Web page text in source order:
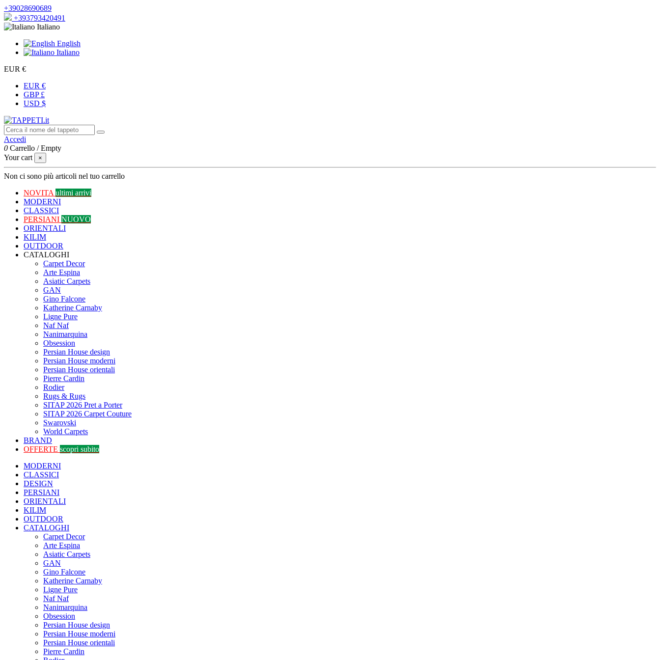
+39028690689
+393793420491
Italiano
English
Italiano
EUR €
EUR €
GBP £
USD $
Accedi
0 Carrello /Empty
Your cart
×
Non ci sono più articoli nel tuo carrello
NOVITA ultimi arrivi
MODERNI
CLASSICI
PERSIANI NUOVO
ORIENTALI
KILIM
OUTDOOR
CATALOGHI
Carpet Decor
Arte Espina
Asiatic Carpets
GAN
Gino Falcone
Katherine Carnaby
Ligne Pure
Naf Naf
Nanimarquina
Obsession
Persian House design
Persian House moderni
Persian House orientali
Pierre Cardin
Rodier
Rugs & Rugs
SITAP 2026 Pret a Porter
SITAP 2026 Carpet Couture
Swarovski
World Carpets
BRAND
OFFERTE scopri subito
MODERNI
CLASSICI
DESIGN
PERSIANI
ORIENTALI
KILIM
OUTDOOR
CATALOGHI
Carpet Decor
Arte Espina
Asiatic Carpets
GAN
Gino Falcone
Katherine Carnaby
Ligne Pure
Naf Naf
Nanimarquina
Obsession
Persian House design
Persian House moderni
Persian House orientali
Pierre Cardin